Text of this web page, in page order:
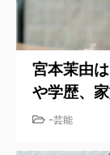
宮本茉由
や学歴、
-芸能